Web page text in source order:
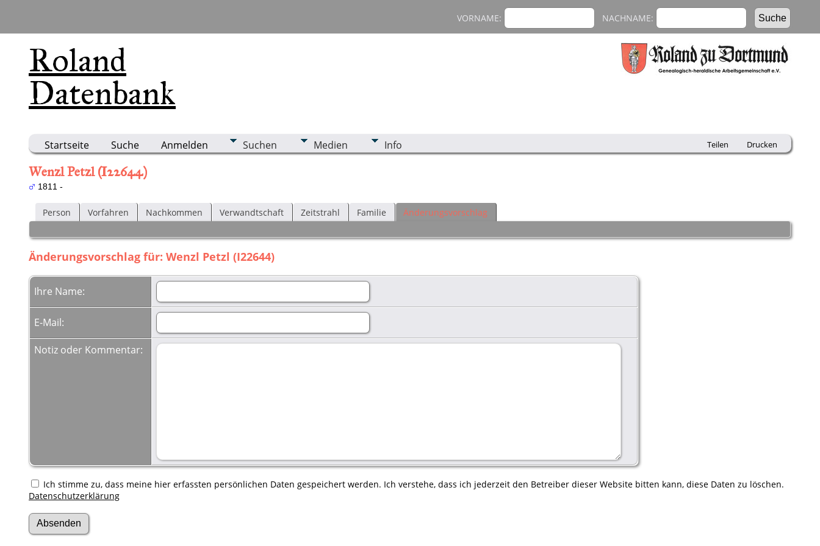
Roland
Datenbank
VORNAME: NACHNAME:
Startseite Suche Anmelden Suchen Medien Info Teilen Drucken
Wenzl Petzl (I22644)
1811 -
Person Vorfahren Nachkommen Verwandtschaft Zeitstrahl Familie Änderungsvorschlag
Änderungsvorschlag für: Wenzl Petzl (I22644)
Ihre Name:
E-Mail:
Notiz oder Kommentar:
Ich stimme zu, dass meine hier erfassten persönlichen Daten gespeichert werden. Ich verstehe, dass ich jederzeit den Betreiber dieser Website bitten kann, diese Daten zu löschen.
Datenschutzerklärung